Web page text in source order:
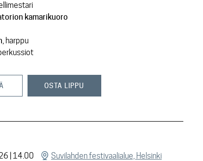
kamarikuoro
, harppu
OSTA LIPPU
| 14.00 Suvilahden festivaalialue, Helsinki